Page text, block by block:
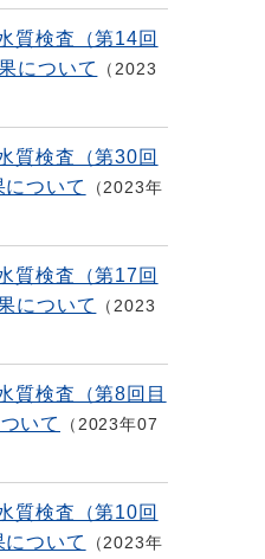
質検査（第14回
について
2023
質検査（第30回
ついて
2023年
質検査（第17回
について
2023
質検査（第8回目
いて
2023年07
質検査（第10回
ついて
2023年